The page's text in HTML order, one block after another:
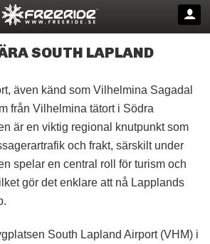
SOUTH LAPLAND
även känd som Vilhelmina Sagadal
från Vilhelmina tätort i Södra
är en viktig regional knutpunkt som
och frakt, särskilt under
spelar en central roll för turism och
gör det enklare att nå Lapplands
South Lapland Airport (VHM) i